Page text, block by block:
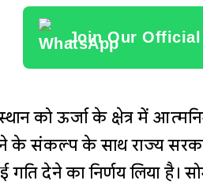
Join Our Official
को ऊर्जा के क्षेत्र में
के संकल्प के साथ राज्य
गति देने का निर्णय लिया